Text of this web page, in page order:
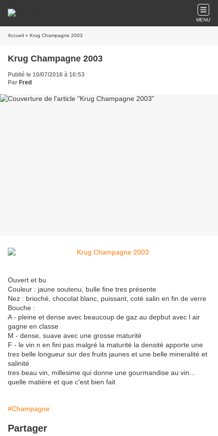
MENU
Accueil » Krug Champagne 2003
Krug Champagne 2003
Publié le 10/07/2016 à 16:53
Par Fred
Ouvert et bu
Couleur : jaune soutenu, bulle fine tres présente
Nez : brioché, chocolat blanc, puissant, coté salin en fin de verre
Bouche :
A - pleine et dense avec beaucoup de gaz au depbut avec l air
gagne en classe
M - dense, suave avec une grosse maturité
F - le vin n en fini pas malgré la maturité la densité apporte une
tres belle longueur sur des fruits jaunes et une belle mineralité et
salinité
tres beau vin, millesime qui donne une gourmandise au vin...
quelle matière et que c'est bien fait
#Champagne
Partager